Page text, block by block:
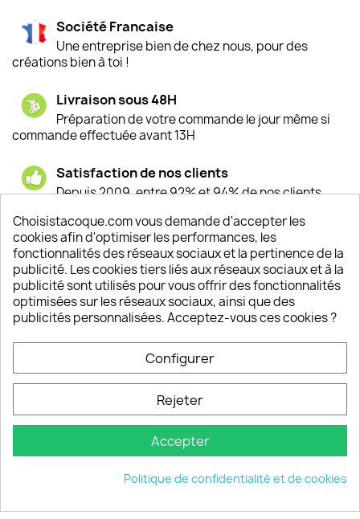
Société Francaise
Une entreprise bien de chez nous, pour des
créations bien à toi !
Livraison sous 48H
Préparation de votre commande le jour même si
commande effectuée avant 13H
Satisfaction de nos clients
Depuis 2009, entre 92% et 94% de nos clients
Un SAV à votre écoute
Notre SAV est disponible 6/7J de 10h à 18H
INFORMATIONS 
VOTRE COMPTE 
INFORMATIONS keyboard_arrow_down
© 2026 - choisistacoque.com
Choisistacoque.com vous demande d'accepter les
cookies afin d'optimiser les performances, les
fonctionnalités des réseaux sociaux et la pertinence de la
publicité. Les cookies tiers liés aux réseaux sociaux et à la
publicité sont utilisés pour vous offrir des fonctionnalités
optimisées sur les réseaux sociaux, ainsi que des
publicités personnalisées. Acceptez-vous ces cookies ?
Configurer
Rejeter
Accepter
Politique de confidentialité et de cookies